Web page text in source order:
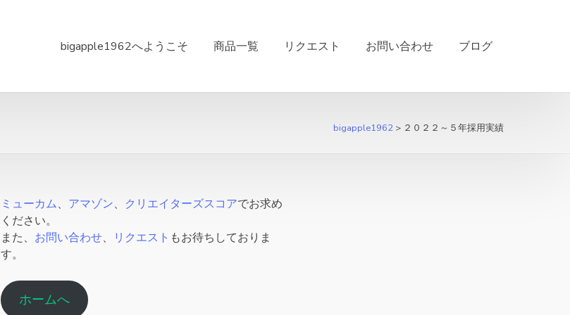
bigapple1962へようこそ 商品一覧 リクエスト お問い合わせ ブログ
bigapple1962 > ２０２２～５年採用実績
ミューカム、 アマゾン、 クリエイターズスコアでお求め
ください。
また、 お問い合わせ、 リクエスト もお待ちしておりま
す。
ホームへ